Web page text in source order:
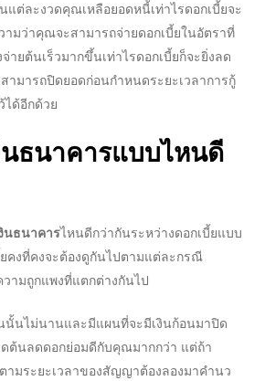
ต่ละงวดคุณเหลือยอดหนี้เท่าไรดอกเบี้ยจะ
มว่าคุณจะสามารถจ่ายดอกเบี้ยในอัตราที่
ายต้นเร็วมากขึ้นเท่าไรดอกเบี้ยก็จะยิ่งลด
ามารถปิดยอดก่อนกำหนดระยะเวลาการกู้
ได้อีกด้วย
นธนาคารแบบไหนดี
นธนาคารไหนดีกว่ากันระหว่างดอกเบี้ยแบบ
คงที่คงจะต้องดูกันไปตามแต่ละกรณี
ามถูกแพงที่แตกต่างกันไป
นไม่นานและมีแผนที่จะมีเงินก้อนมาปิด
ดต้นลดดอกย่อมดีกับคุณมากกว่า แต่ถ้า
ามระยะเวลาของสัญญาต้องลองมาคำนว